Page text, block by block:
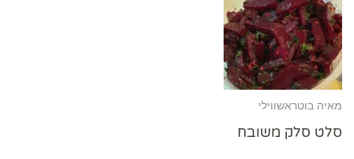
מאיה בוטראשווילי
סלט סלק משובח